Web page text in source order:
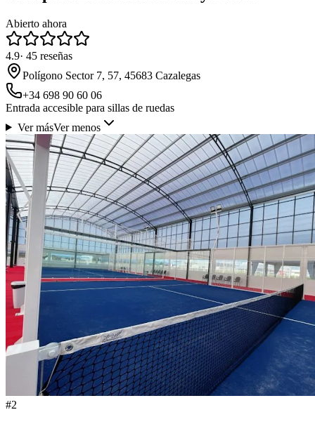
Abierto ahora
4.9· 45 reseñas
Polígono Sector 7, 57, 45683 Cazalegas
+34 698 90 60 06
Entrada accesible para sillas de ruedas
Ver másVer menos
#2